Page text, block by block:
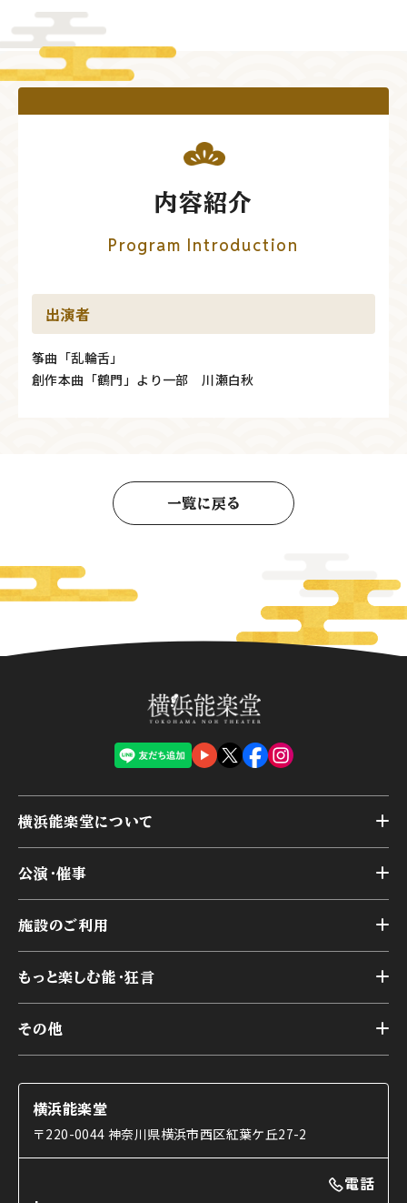
内容紹介
Program Introduction
出演者
筝曲「乱輪舌」
創作本曲「鶴門」より一部 川瀬白秋
一覧に戻る
横浜能楽堂について
横浜能楽堂が取り組んだ事業
能舞台の歴史と特徴
様々なお客様に向けて
本舞台座席
交通アクセス
公演・催事
アーカイブ
施設のご利用
第二舞台
研修室
楽屋
ご利用の流れ
利用料金表
もっと楽しむ能・狂言
能舞台と演じ手
使用する道具
能・狂言の曲目説明
その他
コラム
OTABISHO
横浜能楽堂
〒220-0044 神奈川県横浜市西区紅葉ケ丘27-2
電話